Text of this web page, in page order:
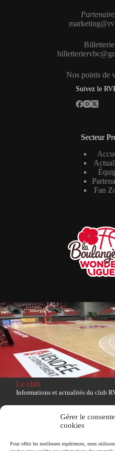
Gérer le
cookies
Pour offrir les meilleures expériences, nous
Billetterie
Nos points de
Suivez le
Secteur
Fan
Le club
Informations et actualités du club